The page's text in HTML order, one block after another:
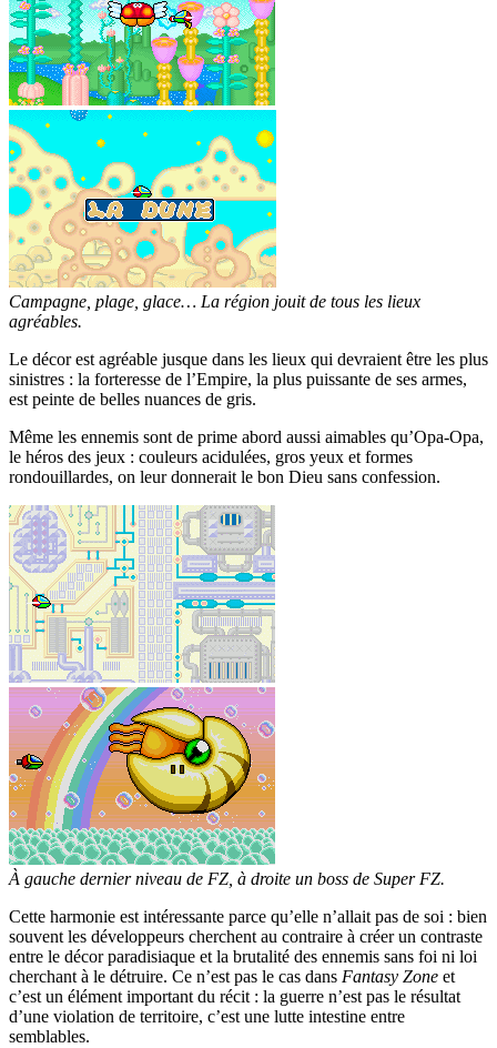
Campagne, plage, glace… La région jouit de tous les lieux
agréables.
Le décor est agréable jusque dans les lieux qui devraient être les plus
sinistres : la forteresse de l’Empire, la plus puissante de ses armes,
est peinte de belles nuances de gris.
Même les ennemis sont de prime abord aussi aimables qu’Opa-Opa,
le héros des jeux : couleurs acidulées, gros yeux et formes
rondouillardes, on leur donnerait le bon Dieu sans confession.
À gauche dernier niveau de FZ, à droite un boss de Super FZ.
Cette harmonie est intéressante parce qu’elle n’allait pas de soi : bien
souvent les développeurs cherchent au contraire à créer un contraste
entre le décor paradisiaque et la brutalité des ennemis sans foi ni loi
cherchant à le détruire. Ce n’est pas le cas dans Fantasy Zone et
c’est un élément important du récit : la guerre n’est pas le résultat
d’une violation de territoire, c’est une lutte intestine entre
semblables.